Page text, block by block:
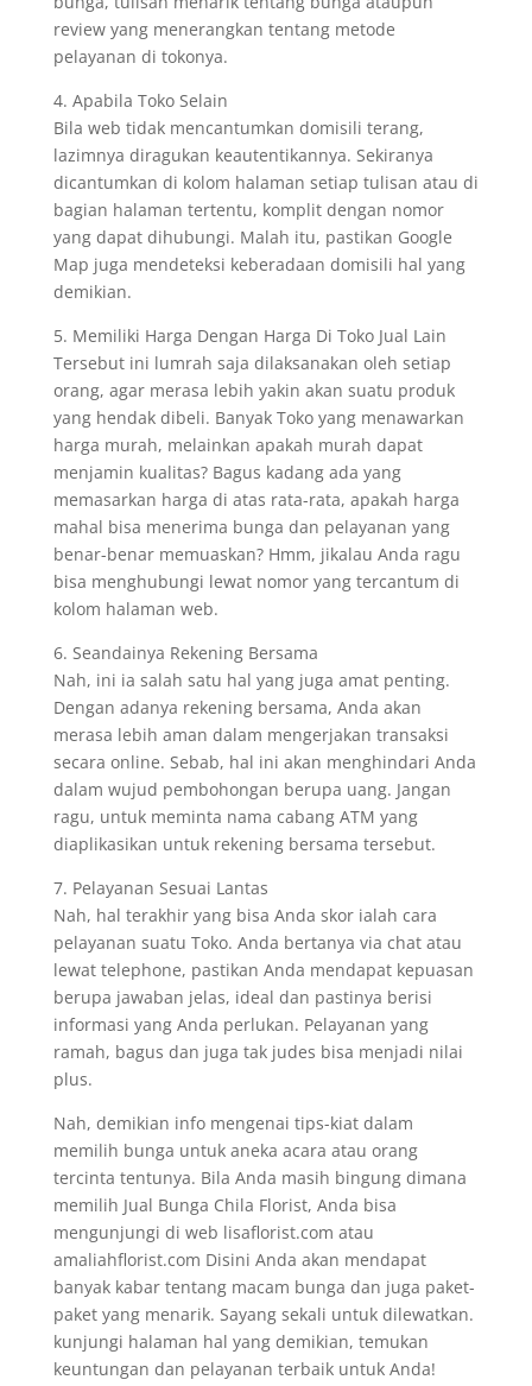
review yang menerangkan tentang metode
pelayanan di tokonya.
4. Apabila Toko Selain
Bila web tidak mencantumkan domisili terang,
lazimnya diragukan keautentikannya. Sekiranya
dicantumkan di kolom halaman setiap tulisan atau di
bagian halaman tertentu, komplit dengan nomor
yang dapat dihubungi. Malah itu, pastikan Google
Map juga mendeteksi keberadaan domisili hal yang
demikian.
5. Memiliki Harga Dengan Harga Di Toko Jual Lain
Tersebut ini lumrah saja dilaksanakan oleh setiap
orang, agar merasa lebih yakin akan suatu produk
yang hendak dibeli. Banyak Toko yang menawarkan
harga murah, melainkan apakah murah dapat
menjamin kualitas? Bagus kadang ada yang
memasarkan harga di atas rata-rata, apakah harga
mahal bisa menerima bunga dan pelayanan yang
benar-benar memuaskan? Hmm, jikalau Anda ragu
bisa menghubungi lewat nomor yang tercantum di
kolom halaman web.
6. Seandainya Rekening Bersama
Nah, ini ia salah satu hal yang juga amat penting.
Dengan adanya rekening bersama, Anda akan
merasa lebih aman dalam mengerjakan transaksi
secara online. Sebab, hal ini akan menghindari Anda
dalam wujud pembohongan berupa uang. Jangan
ragu, untuk meminta nama cabang ATM yang
diaplikasikan untuk rekening bersama tersebut.
7. Pelayanan Sesuai Lantas
Nah, hal terakhir yang bisa Anda skor ialah cara
pelayanan suatu Toko. Anda bertanya via chat atau
lewat telephone, pastikan Anda mendapat kepuasan
berupa jawaban jelas, ideal dan pastinya berisi
informasi yang Anda perlukan. Pelayanan yang
ramah, bagus dan juga tak judes bisa menjadi nilai
plus.
Nah, demikian info mengenai tips-kiat dalam
memilih bunga untuk aneka acara atau orang
tercinta tentunya. Bila Anda masih bingung dimana
memilih Jual Bunga Chila Florist, Anda bisa
mengunjungi di web lisaflorist.com atau
amaliahflorist.com Disini Anda akan mendapat
banyak kabar tentang macam bunga dan juga paket-
paket yang menarik. Sayang sekali untuk dilewatkan.
kunjungi halaman hal yang demikian, temukan
keuntungan dan pelayanan terbaik untuk Anda!